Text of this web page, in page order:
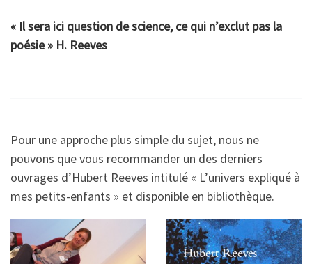
« Il sera ici question de science, ce qui n’exclut pas la
poésie » H. Reeves
Pour une approche plus simple du sujet, nous ne
pouvons que vous recommander un des derniers
ouvrages d’Hubert Reeves intitulé « L’univers expliqué à
mes petits-enfants » et disponible en bibliothèque.